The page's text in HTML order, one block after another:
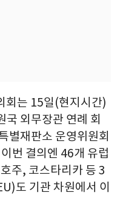
회는 15일(현지시간)
국 외무장관 연례 회
별재판소 운영위원회
번 결의엔 46개 유럽
주, 코스타리카 등 3
도 기관 차원에서 이